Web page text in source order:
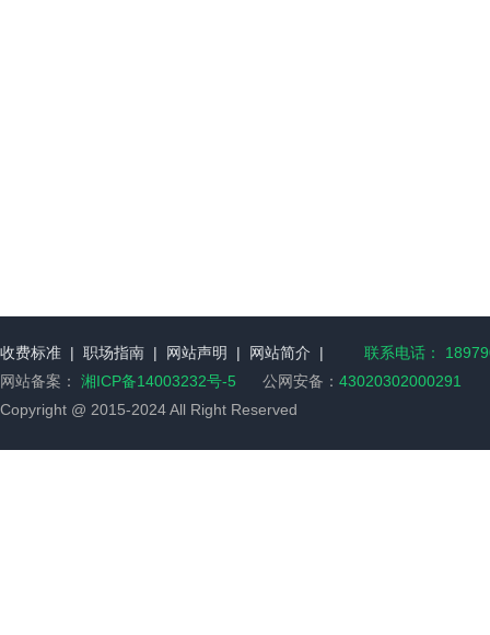
收费标准 | 职场指南 | 网站声明 | 网站简介 |
联系电话：
网站备案： 湘ICP备14003232号-5 公网安备： 43020302000291
Copyright @ 2015-2024 All Right Reserved